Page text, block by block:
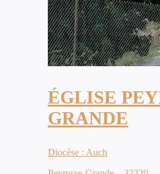
ÉGLISE
GRANDE
Diocèse : Auch